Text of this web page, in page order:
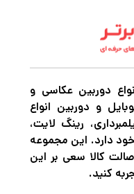
دوربین عکاسی و
و دوربین انواع
رینگ لایت،
خود دارد. این مجموعه
کالا سعی بر این
کنید.